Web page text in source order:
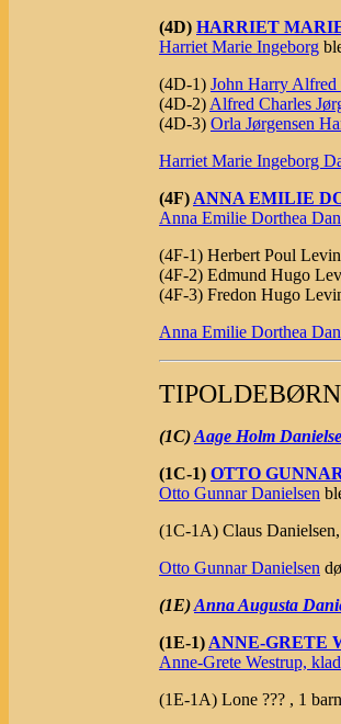
(4D) HARRIET
Harriet Marie Ingeborg
(4D-1) John Harry Alfred
(4D-2) Alfred Charles
(4D-3) Orla Jørgensen
Harriet Marie Ingeborg
(4F) ANNA EMILIE
Anna Emilie Dorthea
(4F-1) Herbert Poul
(4F-2) Edmund Hugo
(4F-3) Fredon Hugo
Anna Emilie Dorthea
(1C)Aage Holm
(1C-1) OTTO
Otto Gunnar Danielsen
(1C-1A) Claus
Otto Gunnar Danielsen
(1E)Anna Augusta
(1E-1) ANNE-GRETE
Anne-Grete Westrup,
(1E-1A) Lone ??? , 1 barn